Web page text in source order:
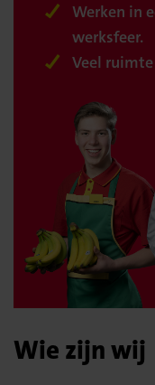
Werken in
werksfeer.
Veel
Wie zijn wij